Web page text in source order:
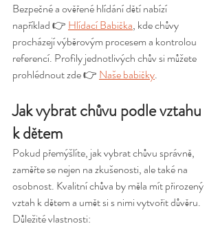
Bezpečné a ověřené hlídání dětí nabízí
například 👉 Hlídací Babička, kde chůvy
procházejí výběrovým procesem a kontrolou
referencí. Profily jednotlivých chův si můžete
prohlédnout zde 👉 Naše babičky.
Jak vybrat chůvu podle vztahu
k dětem
Pokud přemýšlíte, jak vybrat chůvu správně,
zaměřte se nejen na zkušenosti, ale také na
osobnost. Kvalitní chůva by měla mít přirozený
vztah k dětem a umět si s nimi vytvořit důvěru.
Důležité vlastnosti: